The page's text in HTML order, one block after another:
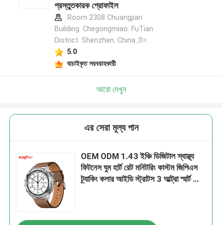
প্রস্তুতকারক প্রোফাইল
:Room 2308 Chuangjian
Building. Chegongmiao. FuTian
District. Shenzhen. China ,চীন
5.0
যাচাইকৃত সরবরাহকারী
আরো দেখুন
এর সেরা মূল্য পান
OEM ODM 1.43 ইঞ্চি ডিজিটাল স্বাস্থ্য
ফিটনেস ঘুম হার্ট রেট মনিটরিং কাস্টম জিপিএস
ট্র্যাকিং কলার আইডি স্ট্রাটস 3 আল্ট্রা স্মার্ট ফোন